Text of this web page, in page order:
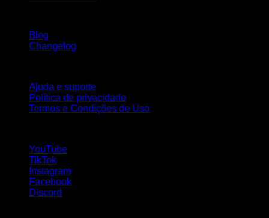
Blog
Changelog
Ajuda e suporte
Política de privacidade
Termos e Condições de Uso
YouTube
TikTok
Instagram
Facebook
Discord